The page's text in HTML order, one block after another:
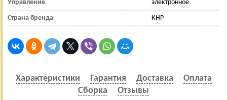
Управление электронное
Страна бренда КНР
Характеристики Гарантия Доставка
Оплата
Сборка
Отзывы